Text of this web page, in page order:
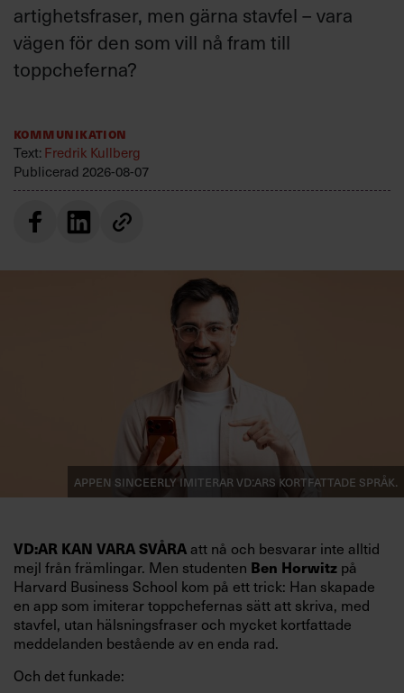
artighetsfraser, men gärna stavfel – vara
vägen för den som vill nå fram till
toppcheferna?
Kommunikation
Text:Fredrik Kullberg
Publicerad 2026-08-07
Appen Sinceerly imiterar vd:ars kortfattade språk.
VD:AR KAN VARA SVÅRAatt nå och besvarar inte alltid
mejl från främlingar. Men studenten Ben Horwitz på
Harvard Business School kom på ett trick: Han skapade
en app som imiterar toppchefernas sätt att skriva, med
stavfel, utan hälsningsfraser och mycket kortfattade
meddelanden bestående av en enda rad.
Och det funkade: